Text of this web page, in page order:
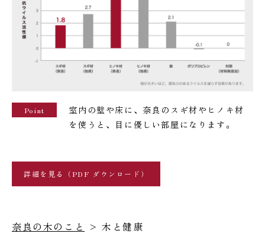
Point
室内の壁や床に、奈良のスギ材やヒノキ材
を使うと、目に優しい部屋になります。
詳細を見る（PDF ダウンロード）
奈良の木のこと > 木と健康